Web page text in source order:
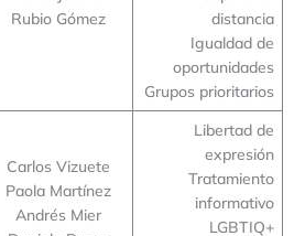
Rubio Gómez
distancia
Igualdad de
oportunidades
Grupos prioritarios
Carlos Vizuete
Paola Martínez
Andrés Mier
Libertad de
expresión
Tratamiento
informativo
LGBTIQ+